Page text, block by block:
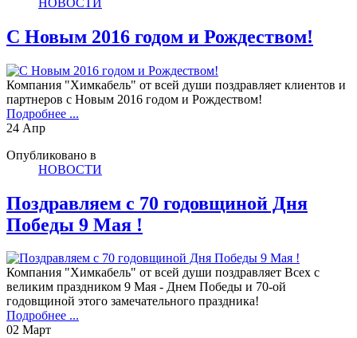
C Новым 2016 годом и Рождеством!
Компания "Химкабель" от всей души поздравляет клиентов и
партнеров с Новым 2016 годом и Рождеством!
Подробнее ...
24 Апр
Опубликовано в
НОВОСТИ
Поздравляем с 70 годовщиной Дня
Победы 9 Мая !
Компания "Химкабель" от всей души поздравляет Всех с
великим праздником 9 Мая - Днем Победы и 70-ой
годовщиной этого замечательного праздника!
Подробнее ...
02 Март